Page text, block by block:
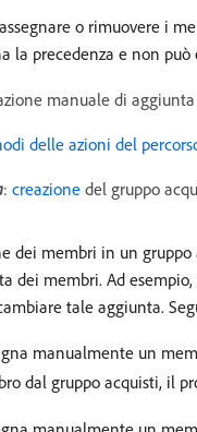
o rimuovere i
la precedenza e non
manuale di
delle azioni del
: creazione del gruppo
dei membri in un
dei membri. Ad
tale aggiunta.
manualmente un
dal gruppo acquisti, il